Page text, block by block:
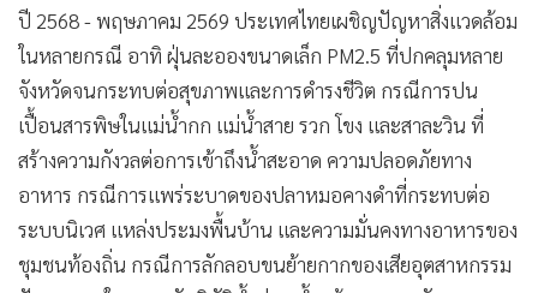
ปี 2568 - พฤษภาคม 2569 ประเทศไทยเผชิญปัญหาสิ่งแวดล้อม
ในหลายกรณี อาทิ ฝุ่นละอองขนาดเล็ก PM2.5 ที่ปกคลุมหลาย
จังหวัดจนกระทบต่อสุขภาพและการดำรงชีวิต กรณีการปน
เปื้อนสารพิษในแม่น้ำกก แม่น้ำสาย รวก โขง และสาละวิน ที่
สร้างความกังวลต่อการเข้าถึงน้ำสะอาด ความปลอดภัยทาง
อาหาร กรณีการแพร่ระบาดของปลาหมอคางดำที่กระทบต่อ
ระบบนิเวศ แหล่งประมงพื้นบ้าน และความมั่นคงทางอาหารของ
ชุมชนท้องถิ่น กรณีการลักลอบขนย้ายกากของเสียอุตสาหกรรม